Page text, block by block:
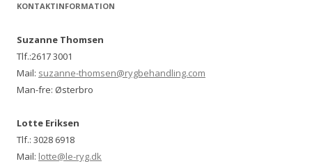
KONTAKTINFORMATION
Suzanne Thomsen
Tlf.:2617 3001
Mail: suzanne-thomsen@rygbehandling.com
Man-fre: Østerbro
Lotte Eriksen
Tlf.: 3028 6918
Mail: lotte@le-ryg.dk